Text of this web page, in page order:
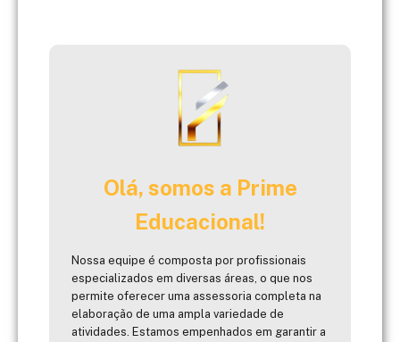
Olá, somos a Prime
Educacional!
Nossa equipe é composta por profissionais
especializados em diversas áreas, o que nos
permite oferecer uma assessoria completa na
elaboração de uma ampla variedade de
atividades. Estamos empenhados em garantir a